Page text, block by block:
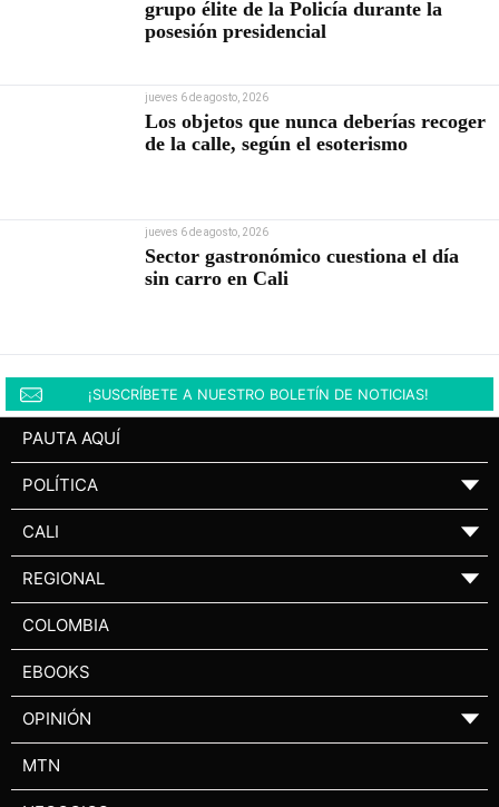
grupo élite de la Policía durante la
posesión presidencial
jueves 6 de agosto, 2026
Los objetos que nunca deberías recoger
de la calle, según el esoterismo
jueves 6 de agosto, 2026
Sector gastronómico cuestiona el día
sin carro en Cali
¡SUSCRÍBETE A NUESTRO BOLETÍN DE NOTICIAS!
PAUTA AQUÍ
POLÍTICA ▼
CALI ▼
REGIONAL ▼
COLOMBIA
EBOOKS
OPINIÓN ▼
MTN